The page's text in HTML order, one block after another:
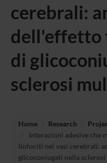
cerebrali:
dell'effetto
di
sclerosi
Home Research
Interazioni adesive che
linfociti nei vasi cerebrali:
glicoconiugati nella